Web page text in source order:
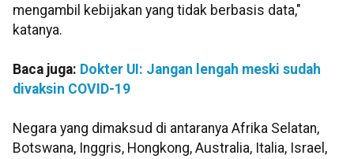
mengambil kebijakan yang tidak berbasis data,"
katanya.
Baca juga: Dokter UI: Jangan lengah meski sudah
divaksin COVID-19
Negara yang dimaksud di antaranya Afrika Selatan,
Botswana, Inggris, Hongkong, Australia, Italia, Israel,